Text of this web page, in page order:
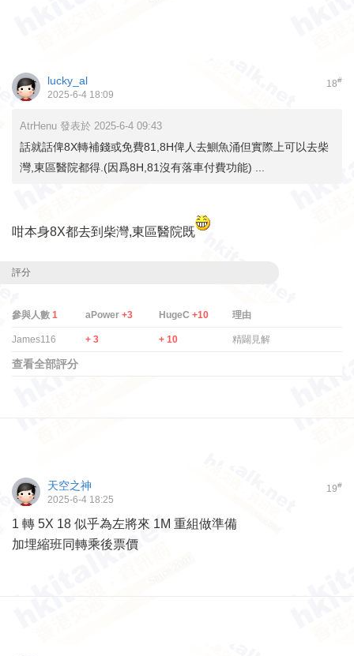
18#
lucky_al
2025-6-4 18:09
AtrHenu 發表於 2025-6-4 09:43
話就話俾8X轉補錢或免費81,8H俾人去鰂魚涌但實際上可以去柴
灣,東區醫院都得.(因爲8H,81沒有落車付費功能) ...
咁本身8X都去到 柴灣,東區醫院既
評分
參與人數 1 aPower +3 HugeC +10 理由
James116 + 3 + 10 精闢見解
查看全部評分
19#
天空之神
2025-6-4 18:25
1 轉 5X 18 似乎為左將來 1M 重組做準備
加埋縮班同轉乘後票價